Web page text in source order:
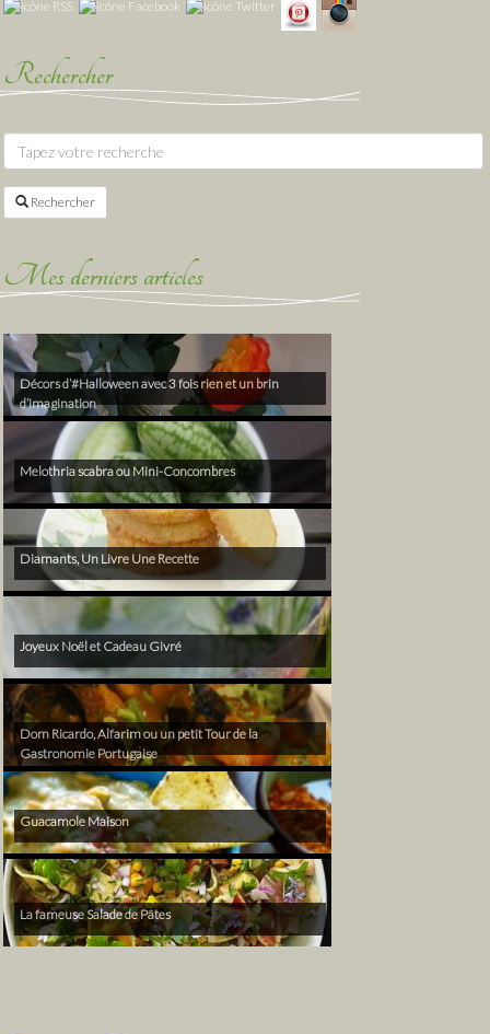
Rechercher
Rechercher
Mes derniers articles
Décors d’#Halloween avec 3 fois rien et un brin
d’imagination
Melothria scabra ou Mini-Concombres
Diamants, Un Livre Une Recette
Joyeux Noël et Cadeau Givré
Dom Ricardo, Alfarim ou un petit Tour de la
Gastronomie Portugaise
Guacamole Maison
La fameuse Salade de Pâtes